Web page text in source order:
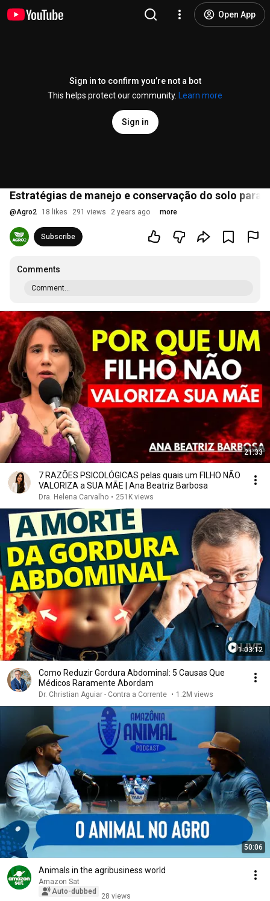
Open App
Sign in to confirm you’re not a bot
This helps protect our community.
Learn more
Sign in
Estratégias de manejo e conservação do solo
@Agro2 18 likes 291 views 2 years ago more
Subscribe
Comments
Comment...
21:33
7 RAZÕES PSICOLÓGICAS pelas quais um FILHO NÃO
VALORIZA a SUA MÃE | Ana Beatriz Barbosa
Dra. Helena Carvalho • 251K views
1:03:12
Como Reduzir Gordura Abdominal: 5 Causas Que
Médicos Raramente Abordam
Dr. Christian Aguiar - Contra a Corrente • 1.2M views
50:06
Animals in the agribusiness world
Amazon Sat
Auto-dubbed
28 views